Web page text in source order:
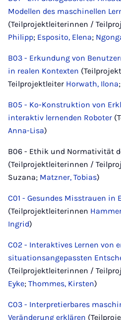
Modellen des maschinellen
(Teilprojektleiterinnen /
Philipp; Esposito, Elena;
B03 - Erkundung von
in realen Kontexten
Teilprojektleiter Horwath, Ilona;
B05 - Ko-Konstruktion von
interaktiv lernenden Roboter
Anna-Lisa)
B06 - Ethik und Normativität
(Teilprojektleiterinnen /
Suzana; Matzner, Tobias)
C01 - Gesundes Misstrauen in
(Teilprojektleiterinnen
Ingrid)
C02 - Interaktives Lernen von
situationsangepassten
(Teilprojektleiterinnen /
Eyke; Thommes, Kirsten)
C03 - Interpretierbares
Veränderung erklären